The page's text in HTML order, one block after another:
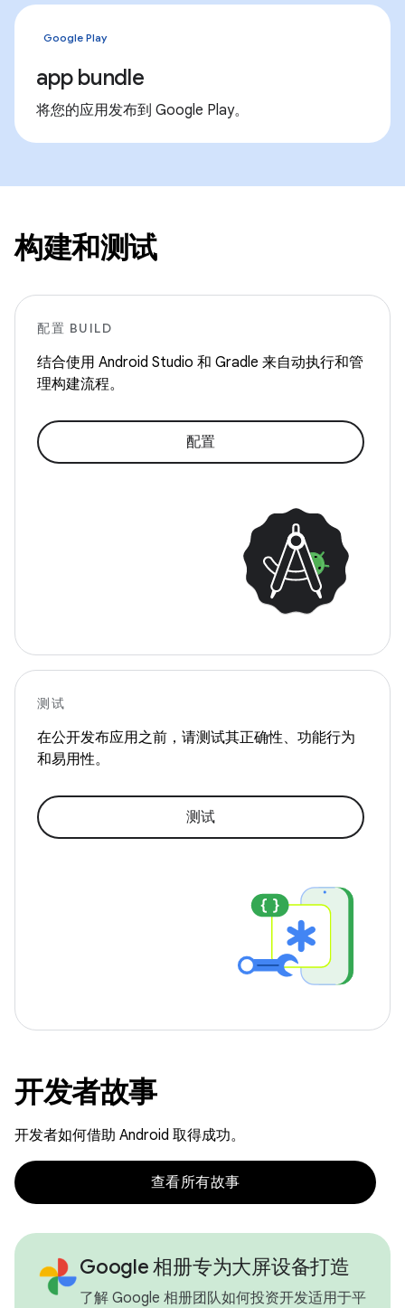
Google Play
app bundle
将您的应用发布到 Google Play。
构建和测试
配置 BUILD
结合使用 Android Studio 和 Gradle 来自动执行和管
理构建流程。
配置
测试
在公开发布应用之前，请测试其正确性、功能行为
和易用性。
测试
开发者故事
开发者如何借助 Android 取得成功。
查看所有故事
Google 相册专为大屏设备打造
了解 Google 相册团队如何投资开发适用于平